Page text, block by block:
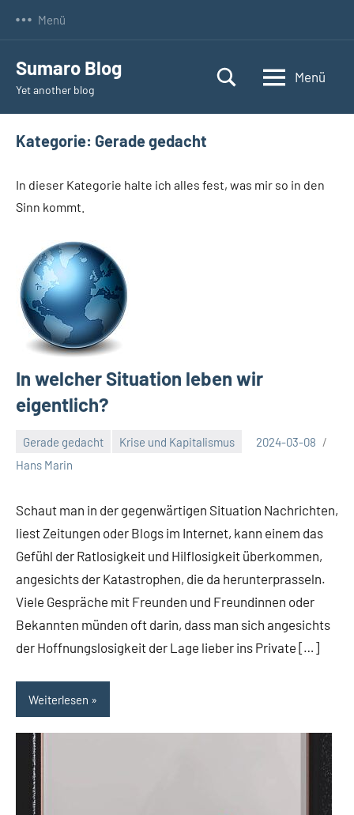
Menü
Sumaro Blog
Yet another blog
Menü
Kategorie: Gerade gedacht
In dieser Kategorie halte ich alles fest, was mir so in den
Sinn kommt.
In welcher Situation leben wir
eigentlich?
Gerade gedacht Krise und Kapitalismus
2024-03-08
Hans Marin
Schaut man in der gegenwärtigen Situation Nachrichten,
liest Zeitungen oder Blogs im Internet, kann einem das
Gefühl der Ratlosigkeit und Hilflosigkeit überkommen,
angesichts der Katastrophen, die da herunterprasseln.
Viele Gespräche mit Freunden und Freundinnen oder
Bekannten münden oft darin, dass man sich angesichts
der Hoffnungslosigkeit der Lage lieber ins Private […]
Weiterlesen